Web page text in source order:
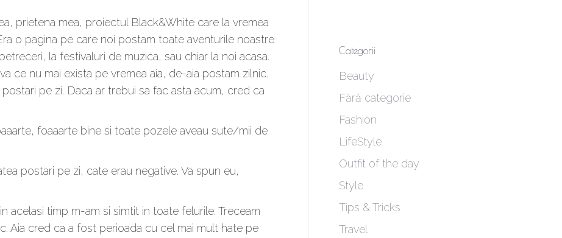
prietena mea, proiectul Black&White care la vremea
o pagina pe care noi postam toate aventurile noastre
la festivaluri de muzica, sau chiar la noi acasa.
ce nu mai exista pe vremea aia, de-aia postam zilnic,
pe zi. Daca ar trebui sa fac asta acum, cred ca
foaaarte bine si toate pozele aveau sute/mii de
postari pe zi, cate erau negative. Va spun eu,
acelasi timp m-am si simtit in toate felurile. Treceam
Aia cred ca a fost perioada cu cel mai mult hate pe
Categorii
Beauty
Fără categorie
Fashion
LifeStyle
Outfit of the day
Style
Tips & Tricks
Travel